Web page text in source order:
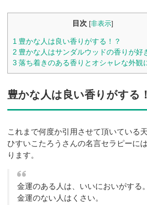
目次 [非表示]
1 豊かな人は良い香りがする！？
2 豊かな人はサンダルウッドの香りが好
3 落ち着きのある香りとオシャレな外観
豊かな人は良い香りがする
これまで何度か引用させて頂いている
ひすいこたろうさんの名言セラピーに
ります。
金運のある人は、いいにおいがする。
金運のない人はくさい。